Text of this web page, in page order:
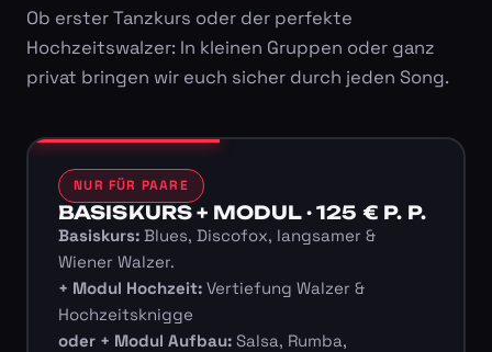
Ob erster Tanzkurs oder der perfekte
Hochzeitswalzer: In kleinen Gruppen oder ganz
privat bringen wir euch sicher durch jeden Song.
NUR FÜR PAARE
BASISKURS + MODUL · 125 € P. P.
Basiskurs:Blues, Discofox, langsamer &
Wiener Walzer.
+ Modul Hochzeit:Vertiefung Walzer &
Hochzeitsknigge
oder + Modul Aufbau:Salsa, Rumba,